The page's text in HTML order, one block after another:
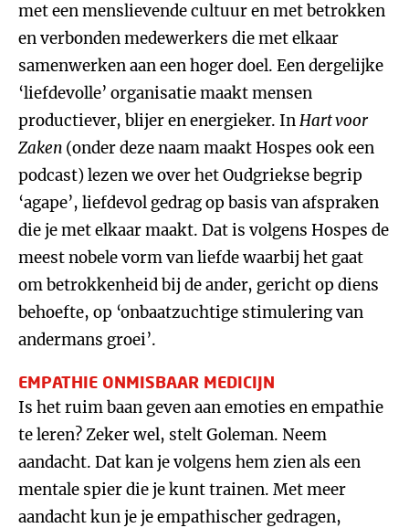
met een menslievende cultuur en met betrokken
en verbonden medewerkers die met elkaar
samenwerken aan een hoger doel. Een dergelijke
‘liefdevolle’ organisatie maakt mensen
productiever, blijer en energieker. InHart voor
Zaken (onder deze naam maakt Hospes ook een
podcast) lezen we over het Oudgriekse begrip
‘agape’, liefdevol gedrag op basis van afspraken
die je met elkaar maakt. Dat is volgens Hospes de
meest nobele vorm van liefde waarbij het gaat
om betrokkenheid bij de ander, gericht op diens
behoefte, op ‘onbaatzuchtige stimulering van
andermans groei’.
EMPATHIE ONMISBAAR MEDICIJN
Is het ruim baan geven aan emoties en empathie
te leren? Zeker wel, stelt Goleman. Neem
aandacht. Dat kan je volgens hem zien als een
mentale spier die je kunt trainen. Met meer
aandacht kun je je empathischer gedragen,